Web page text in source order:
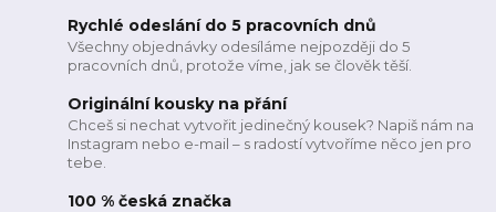
Rychlé odeslání do 5 pracovních dnů
Všechny objednávky odesíláme nejpozději do 5
pracovních dnů, protože víme, jak se člověk těší.
Originální kousky na přání
Chceš si nechat vytvořit jedinečný kousek? Napiš nám na
Instagram nebo e-mail – s radostí vytvoříme něco jen pro
tebe.
100 % česká značka